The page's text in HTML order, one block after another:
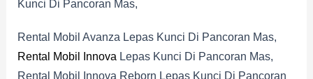
Kunci Di Pancoran Mas,
Rental Mobil Avanza Lepas Kunci Di Pancoran Mas,
Rental Mobil Innova Lepas Kunci Di Pancoran Mas,
Rental Mobil Innova Reborn Lepas Kunci Di Pancoran